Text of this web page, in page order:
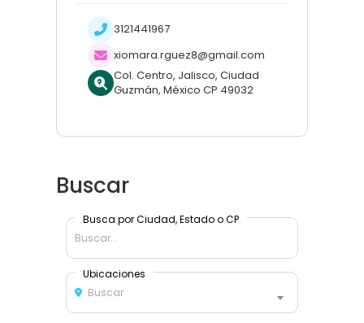
3121441967
xiomara.rguez8@gmail.com
Col. Centro, Jalisco, Ciudad
Guzmán, México CP 49032
Buscar
Busca por Ciudad, Estado o CP
Ubicaciones
Buscar